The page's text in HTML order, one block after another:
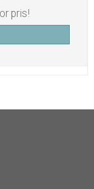
pris!